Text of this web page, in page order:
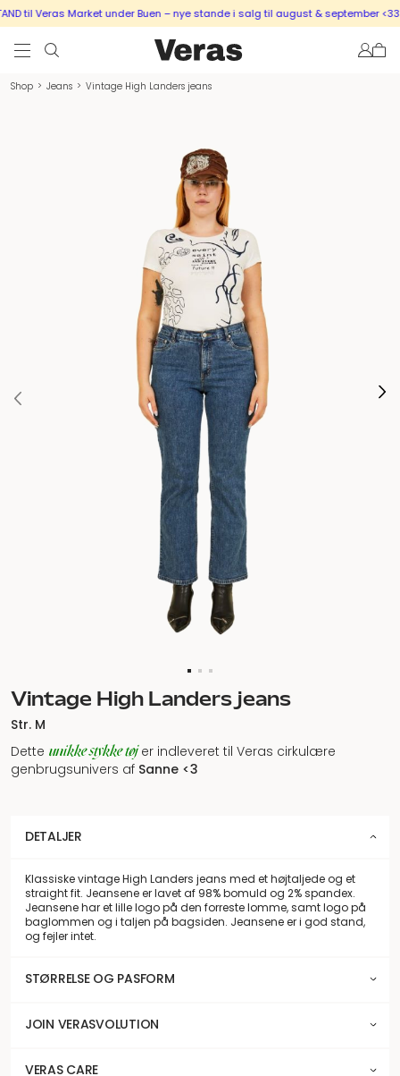
til Veras Market under Buen – nye stande i salg til august & september <333
Shop > Jeans > Vintage High Landers jeans
Vintage High Landers jeans
Str. M
Dette unikke stykke tøjer indleveret til Veras cirkulære
genbrugsunivers af Sanne <3
DETALJER
Klassiske vintage High Landers jeans med et højtaljede og et
straight fit. Jeansene er lavet af 98% bomuld og 2% spandex.
Jeansene har et lille logo på den forreste lomme, samt logo på
baglommen og i taljen på bagsiden. Jeansene er i god stand,
og fejler intet.
STØRRELSE OG PASFORM
JOIN VERASVOLUTION
VERAS CARE